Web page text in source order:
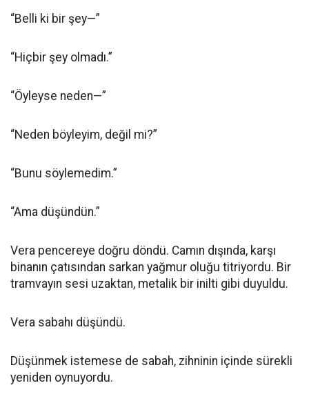
“Belli ki bir şey—”
“Hiçbir şey olmadı.”
“Öyleyse neden—”
“Neden böyleyim, değil mi?”
“Bunu söylemedim.”
“Ama düşündün.”
Vera pencereye doğru döndü. Camın dışında, karşı
binanın çatısından sarkan yağmur oluğu titriyordu. Bir
tramvayın sesi uzaktan, metalik bir inilti gibi duyuldu.
Vera sabahı düşündü.
Düşünmek istemese de sabah, zihninin içinde sürekli
yeniden oynuyordu.